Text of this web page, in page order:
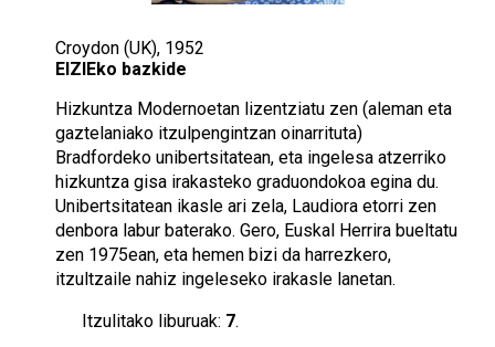
Croydon (UK), 1952
EIZIEko bazkide
Hizkuntza Modernoetan lizentziatu zen (aleman eta
gaztelaniako itzulpengintzan oinarrituta)
Bradfordeko unibertsitatean, eta ingelesa atzerriko
hizkuntza gisa irakasteko graduondokoa egina du.
Unibertsitatean ikasle ari zela, Laudiora etorri zen
denbora labur baterako. Gero, Euskal Herrira bueltatu
zen 1975ean, eta hemen bizi da harrezkero,
itzultzaile nahiz ingeleseko irakasle lanetan.
Itzulitako liburuak: 7.